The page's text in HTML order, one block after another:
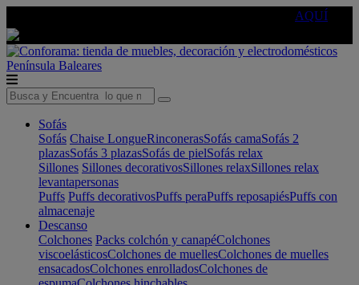
AQUÍ
Península Baleares
Sofás
Sofás Chaise LongueRinconerasSofás camaSofás 2
plazasSofás 3 plazasSofás de pielSofás relax
Sillones Sillones decorativosSillones relaxSillones relax
levantapersonas
Puffs Puffs decorativosPuffs peraPuffs reposapiésPuffs con
almacenaje
Descanso
Colchones Packs colchón y canapéColchones
viscoelásticosColchones de muellesColchones de muelles
ensacadosColchones enrolladosColchones de